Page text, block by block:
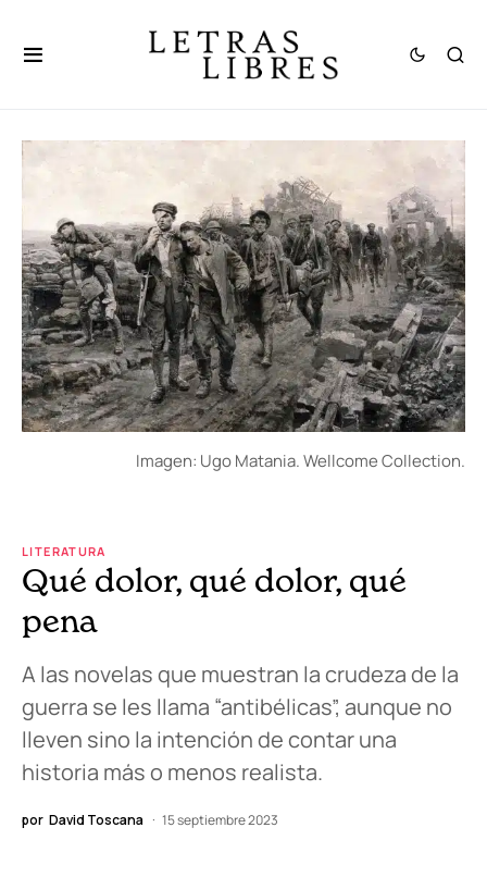
Imagen: Ugo Matania. Wellcome Collection.
LITERATURA
Qué dolor, qué dolor, qué
pena
A las novelas que muestran la crudeza de la
guerra se les llama “antibélicas”, aunque no
lleven sino la intención de contar una
historia más o menos realista.
por David Toscana 15 septiembre 2023